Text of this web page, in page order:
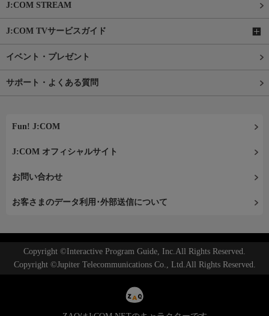
J:COM STREAM
J:COM TVサービスガイド
イベント・プレゼント
サポート・よくある質問
Fun! J:COM
J:COM オフィシャルサイト
お問い合わせ
お客さまのデータ利用･外部送信について
Copyright ©Interactive Program Guide, Inc.All Rights Reserved.
Copyright ©Jupiter Telecommunications Co., Ltd.All Rights Reserved.